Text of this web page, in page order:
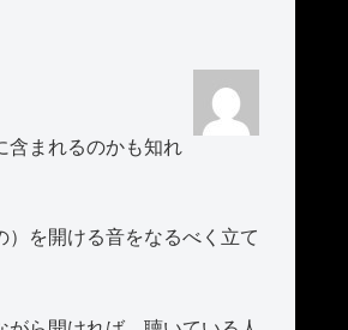
含まれるのかも知れ
を開ける音をなるべく立て